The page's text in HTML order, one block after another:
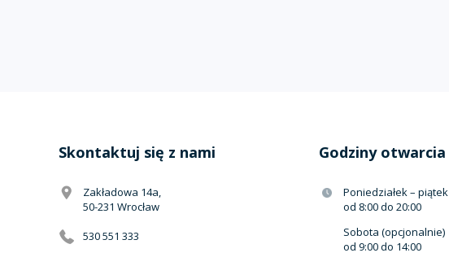
Skontaktuj się z nami
Zakładowa 14a,
50-231 Wrocław
530 551 333
Godziny otwarcia
Poniedziałek – piątek
od 8:00 do 20:00
Sobota (opcjonalnie)
od 9:00 do 14:00